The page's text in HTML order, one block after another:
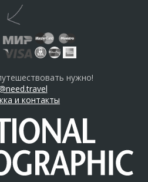
нужно!
и контакты